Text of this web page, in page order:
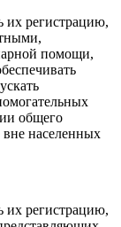
их регистрацию,
помощи,
общего
вне населенных
их регистрацию,